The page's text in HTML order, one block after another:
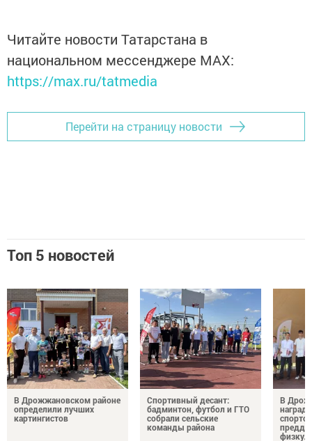
Читайте новости Татарстана в
национальном мессенджере MАХ:
https://max.ru/tatmedia
Перейти на страницу новости
Топ 5 новостей
В Дрожжановском районе
определили лучших
картингистов
Спортивный десант:
бадминтон, футбол и ГТО
собрали сельские
команды района
В